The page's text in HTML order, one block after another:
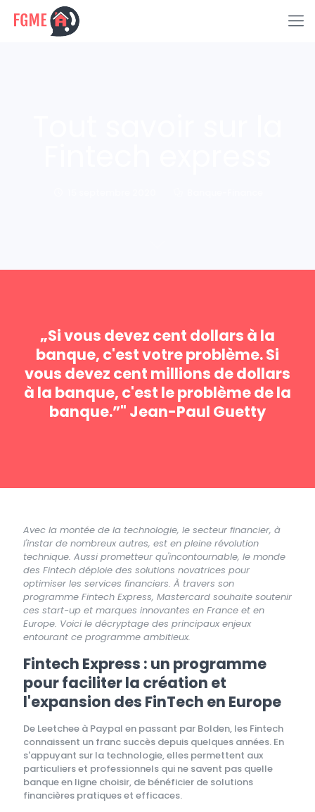
„Si vous devez cent dollars à la
banque, c'est votre problème. Si
vous devez cent millions de dollars
à la banque, c'est le problème de la
banque.”" Jean-Paul Guetty
Avec la montée de la technologie, le secteur financier, à
l'instar de nombreux autres, est en pleine révolution
technique. Aussi prometteur qu'incontournable, le monde
des Fintech déploie des solutions novatrices pour
optimiser les services financiers. À travers son
programme Fintech Express, Mastercard souhaite soutenir
ces start-up et marques innovantes en France et en
Europe. Voici le décryptage des principaux enjeux
entourant ce programme ambitieux.
Fintech Express : un programme
pour faciliter la création et
l'expansion des FinTech en Europe
De Leetchee à Paypal en passant par Bolden, les Fintech
connaissent un franc succès depuis quelques années. En
s'appuyant sur la technologie, elles permettent aux
particuliers et professionnels qui ne savent pas quelle
banque en ligne choisir, de bénéficier de solutions
financières pratiques et efficaces.